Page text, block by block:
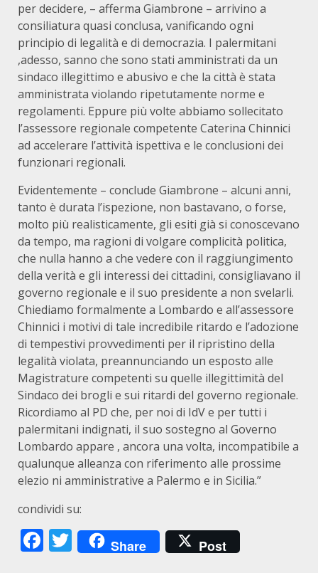
per decidere, – afferma Giambrone – arrivino a
consiliatura quasi conclusa, vanificando ogni
principio di legalità e di democrazia. I palermitani
,adesso, sanno che sono stati amministrati da un
sindaco illegittimo e abusivo e che la città è stata
amministrata violando ripetutamente norme e
regolamenti. Eppure più volte abbiamo sollecitato
l’assessore regionale competente Caterina Chinnici
ad accelerare l’attività ispettiva e le conclusioni dei
funzionari regionali.
Evidentemente – conclude Giambrone – alcuni anni,
tanto è durata l’ispezione, non bastavano, o forse,
molto più realisticamente, gli esiti già si conoscevano
da tempo, ma ragioni di volgare complicità politica,
che nulla hanno a che vedere con il raggiungimento
della verità e gli interessi dei cittadini, consigliavano il
governo regionale e il suo presidente a non svelarli.
Chiediamo formalmente a Lombardo e all’assessore
Chinnici i motivi di tale incredibile ritardo e l’adozione
di tempestivi provvedimenti per il ripristino della
legalità violata, preannunciando un esposto alle
Magistrature competenti su quelle illegittimità del
Sindaco dei brogli e sui ritardi del governo regionale.
Ricordiamo al PD che, per noi di IdV e per tutti i
palermitani indignati, il suo sostegno al Governo
Lombardo appare , ancora una volta, incompatibile a
qualunque alleanza con riferimento alle prossime
elezio ni amministrative a Palermo e in Sicilia.”
condividi su:
Facebook
Twitter
Share Post